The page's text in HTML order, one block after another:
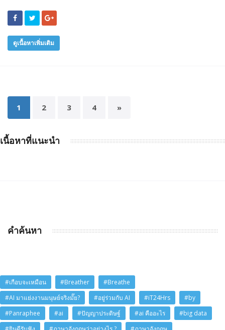
ดูเนื้อหาเพิ่มเติม
1 2 3 4 »
เนื้อหาที่แนะนำ
คำค้นหา
#เกือบจะเหมือน #Breather
#Breathe
#AI มาแย่งงานมนุษย์จริงมั๊ย?
#อยู่ร่วมกับ AI #iT24Hrs
#by
#Panraphee
#ai #ปัญญาประดิษฐ์ #ai คืออะไร
#big data